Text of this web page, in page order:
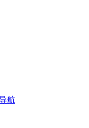
航